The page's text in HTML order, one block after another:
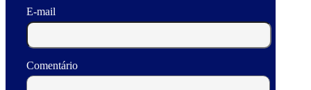
E-mail
Comentário